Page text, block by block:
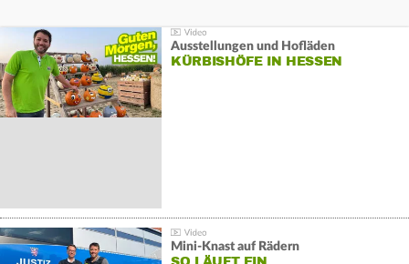
Ausstellungen und Hofläden
KÜRBISHÖFE IN HESSEN
Mini-Knast auf Rädern